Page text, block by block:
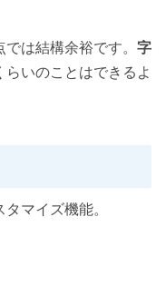
は結構余裕です。 字
らいのことはできるよ
マイズ機能。